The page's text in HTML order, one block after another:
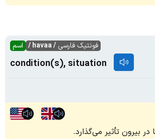
اسم فونتیک فارسی / havaa /
condition(s), situation
بیرون تأثیر می‌گذارد.